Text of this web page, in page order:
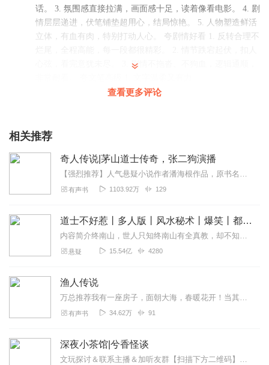
话。 3. 氛围感直接拉满，画面感十足，读着像看电影。 4. 剧
情层层递进，伏笔铺垫超用心，结局惊艳。 5. 人物塑造鲜活
立体，有血有肉，特别打动人心。 夸剧情好看 1. 反转合理不
心弦，看完意犹未尽。 3. 剧情不拖沓、不狗血，逻辑通顺，
我是你的粉丝啊❤️❤️❤️❤️❤️❤️❤️❤️
2026-06-20
查看更多评论
相关推荐
奇人传说|茅山道士传奇，张二狗演播
【强烈推荐】人气悬疑小说作者潘海根作品，原书名《茅山道士传奇》，由张二狗演播。带你去感受茅山道士离奇的经历、荒诞的怪物，还有那一路上的诡异事件。内容简介：一个道...
有声书 1103.92万 129
道士不好惹丨多人版丨风水秘术丨爆笑丨都市丨悬疑丨骨头演播
内容简介终南山，世人只知终南山有全真教，却不知终南山下有一座破败的道观。世人只知茅山善捉鬼，天师精辟邪，杨公会风水，却不知古井观人最懂天道。那一天，古井观的人...
悬疑 15.54亿 4280
渔人传说
万总推荐我有一座房子，面朝大海，春暖花开！当其它人向往都市的繁华喧嚣时，他却选择回归荒废多年的孤岛老家！当其它人感叹近海无渔，生活难以为继时。他每次出海都满载而...
有声书 34.62万 91
深夜小茶馆|兮香怪谈
文玩探讨＆联系主播＆加听友群【扫描下方二维码】获取深夜小茶馆一手资讯↓↓↓